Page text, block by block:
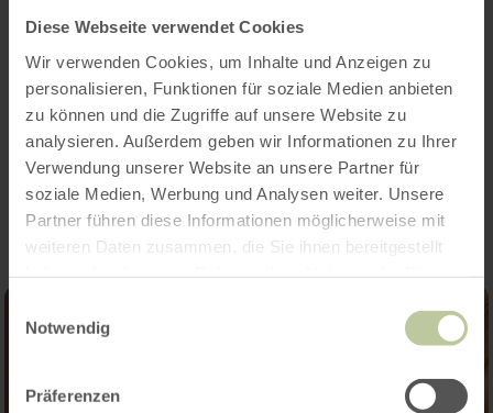
Diese Webseite verwendet Cookies
Wir verwenden Cookies, um Inhalte und Anzeigen zu
personalisieren, Funktionen für soziale Medien anbieten
zu können und die Zugriffe auf unsere Website zu
analysieren. Außerdem geben wir Informationen zu Ihrer
Verwendung unserer Website an unsere Partner für
soziale Medien, Werbung und Analysen weiter. Unsere
Partner führen diese Informationen möglicherweise mit
weiteren Daten zusammen, die Sie ihnen bereitgestellt
Notwendig
Präferenzen
- Kontakt für Reservierungen & Rückfragen:
Theresia Zils 0049 - 160 158 2816,
info@theresiazils.de
Impressionen